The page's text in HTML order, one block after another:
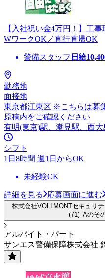
【入社祝い金4万円！】工
WワークOK／直行直帰OK
警備スタッフ 日給
勤務地
面接地
東京都江東区 ※こちらは募
原稿内をご確認ください
有明(東京)駅、潮見駅、西大
シフト
1日8時間 週1日からOK
未経験OK
詳細を見る 応募画面に進む
株式会社VOLLMONTセキュリ
(71)_Aのそ
アルバイト・パート
サンエス警備保障株式会社